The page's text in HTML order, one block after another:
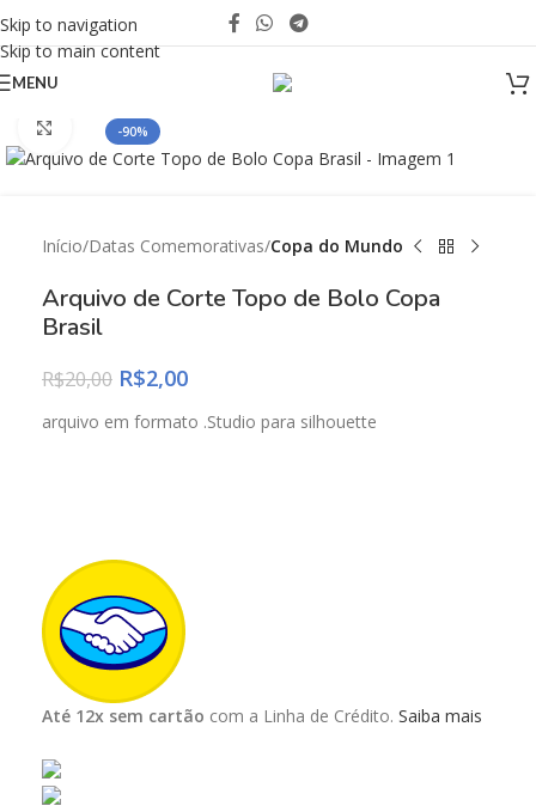
Skip to navigation
Skip to main content
MENU
-90%
Click to enlarge
Início Datas Comemorativas Copa do Mundo
Arquivo de Corte Topo de Bolo Copa
Brasil
R$20,00 R$2,00
arquivo em formato .Studio para silhouette
Até 12x sem cartão com a Linha de Crédito. Saiba mais